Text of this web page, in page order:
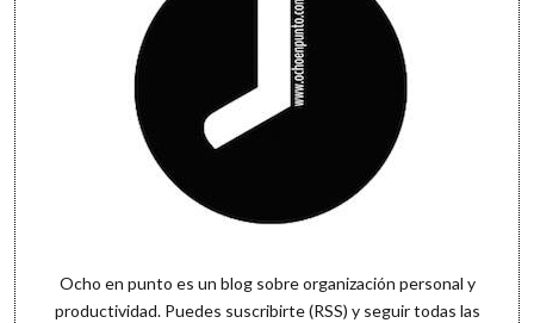
Ocho en punto es un blog sobre organización personal y
productividad. Puedes suscribirte (RSS) y seguir todas las